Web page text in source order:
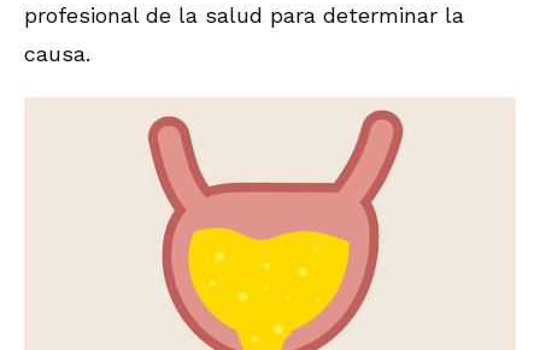
profesional de la salud para determinar la
causa.